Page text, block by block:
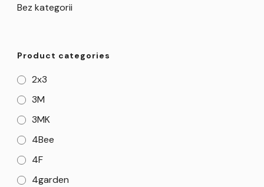
Bez kategorii
Product categories
2x3
3M
3MK
4Bee
4F
4garden